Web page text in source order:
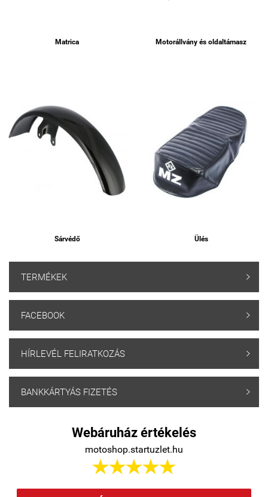
Matrica Motorállvány és oldaltámasz
Sárvédő Ülés
TERMÉKEK 
FACEBOOK 
HÍRLEVÉL FELIRATKOZÁS 
BANKKÁRTYÁS FIZETÉS 
Webáruház értékelés
motoshop.startuzlet.hu
